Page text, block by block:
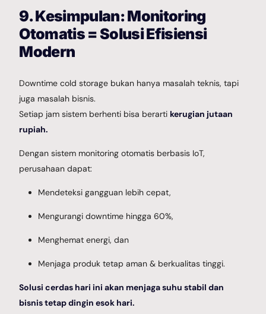
9. Kesimpulan: Monitoring
Otomatis = Solusi Efisiensi
Modern
Downtime cold storage bukan hanya masalah teknis, tapi
juga masalah bisnis.
Setiap jam sistem berhenti bisa berarti kerugian jutaan
rupiah.
Dengan sistem monitoring otomatis berbasis IoT,
perusahaan dapat:
Mendeteksi gangguan lebih cepat,
Mengurangi downtime hingga 60%,
Menghemat energi, dan
Menjaga produk tetap aman & berkualitas tinggi.
Solusi cerdas hari ini akan menjaga suhu stabil dan
bisnis tetap dingin esok hari.